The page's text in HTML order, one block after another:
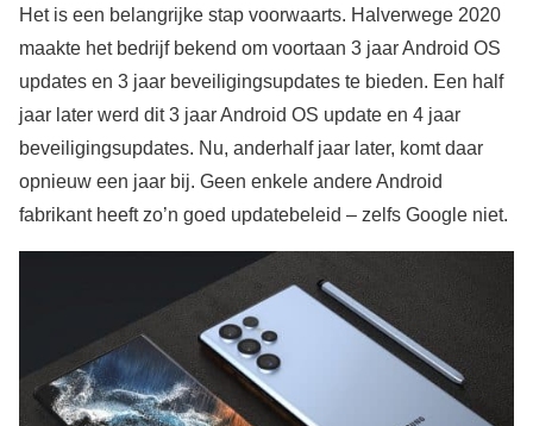
Het is een belangrijke stap voorwaarts. Halverwege 2020
maakte het bedrijf bekend om voortaan 3 jaar Android OS
updates en 3 jaar beveiligingsupdates te bieden. Een half
jaar later werd dit 3 jaar Android OS update en 4 jaar
beveiligingsupdates. Nu, anderhalf jaar later, komt daar
opnieuw een jaar bij. Geen enkele andere Android
fabrikant heeft zo’n goed updatebeleid – zelfs Google niet.